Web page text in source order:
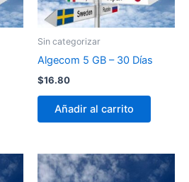
Sin categorizar
Algecom 5 GB – 30 Días
$16.80
Añadir al carrito